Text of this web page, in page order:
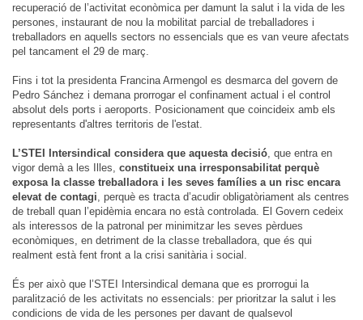
recuperació de l’activitat econòmica per damunt la salut i la vida de les
persones, instaurant de nou la mobilitat parcial de treballadores i
treballadors en aquells sectors no essencials que es van veure afectats
pel tancament el 29 de març.
Fins i tot la presidenta Francina Armengol es desmarca del govern de
Pedro Sánchez i demana prorrogar el confinament actual i el control
absolut dels ports i aeroports. Posicionament que coincideix amb els
representants d'altres territoris de l'estat.
L’STEI Intersindical considera que aquesta decisió, que entra en
vigor demà a les Illes, constitueix una irresponsabilitat perquè
exposa la classe treballadora i les seves famílies a un risc encara
elevat de contagi, perquè es tracta d’acudir obligatòriament als centres
de treball quan l’epidèmia encara no està controlada. El Govern cedeix
als interessos de la patronal per minimitzar les seves pèrdues
econòmiques, en detriment de la classe treballadora, que és qui
realment està fent front a la crisi sanitària i social.
És per això que l’STEI Intersindical demana que es prorrogui la
paralització de les activitats no essencials: per prioritzar la salut i les
condicions de vida de les persones per davant de qualsevol